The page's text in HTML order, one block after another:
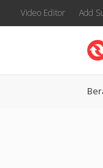
Video Editor Add